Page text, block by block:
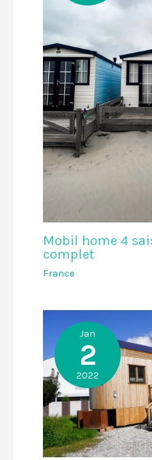
Mobil home 4
complet
France
Jan
2
2022